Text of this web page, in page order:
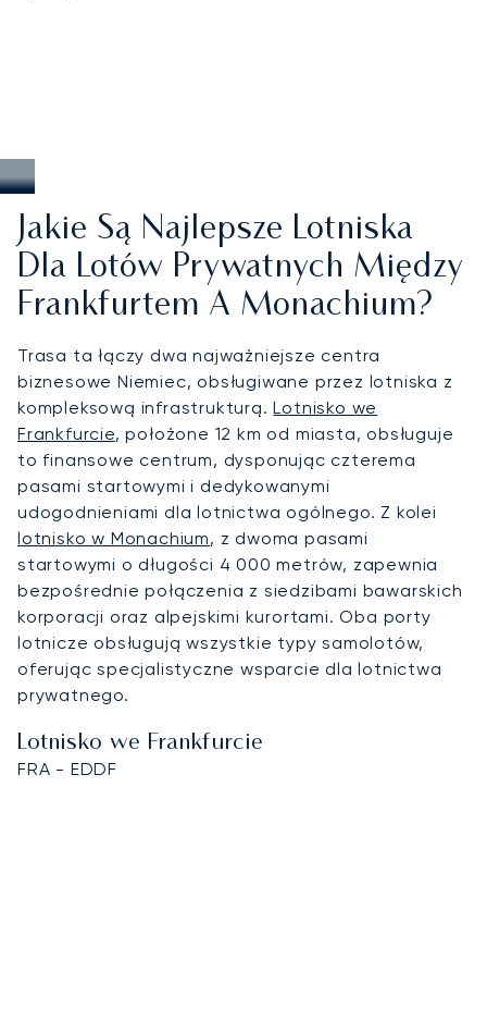
Jakie Są Najlepsze Lotniska
Dla Lotów Prywatnych Między
Frankfurtem A Monachium?
Trasa ta łączy dwa najważniejsze centra
biznesowe Niemiec, obsługiwane przez lotniska z
kompleksową infrastrukturą.Lotnisko we
Frankfurcie, położone 12 km od miasta, obsługuje
to finansowe centrum, dysponując czterema
pasami startowymi i dedykowanymi
udogodnieniami dla lotnictwa ogólnego. Z kolei
lotnisko w Monachium, z dwoma pasami
startowymi o długości 4 000 metrów, zapewnia
bezpośrednie połączenia z siedzibami bawarskich
korporacji oraz alpejskimi kurortami. Oba porty
lotnicze obsługują wszystkie typy samolotów,
oferując specjalistyczne wsparcie dla lotnictwa
prywatnego.
Lotnisko we Frankfurcie
FRA - EDDF